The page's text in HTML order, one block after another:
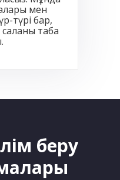
мен
түрі бар,
саланы таба
беру